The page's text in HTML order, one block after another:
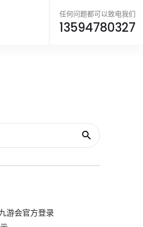
任何问题都可以致电我们
13594780327
游会官方登录